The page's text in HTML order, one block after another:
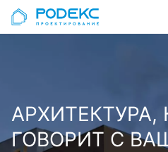
АРХИТЕКТУРА,
ГОВОРИТ С